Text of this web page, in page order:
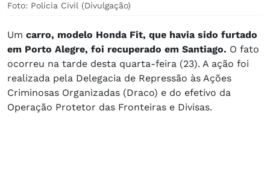
Foto: Polícia Civil (Divulgação)
Um carro, modelo Honda Fit, que havia sido furtado
em Porto Alegre, foi recuperado em Santiago. O fato
ocorreu na tarde desta quarta-feira (23). A ação foi
realizada pela Delegacia de Repressão às Ações
Criminosas Organizadas (Draco) e do efetivo da
Operação Protetor das Fronteiras e Divisas.